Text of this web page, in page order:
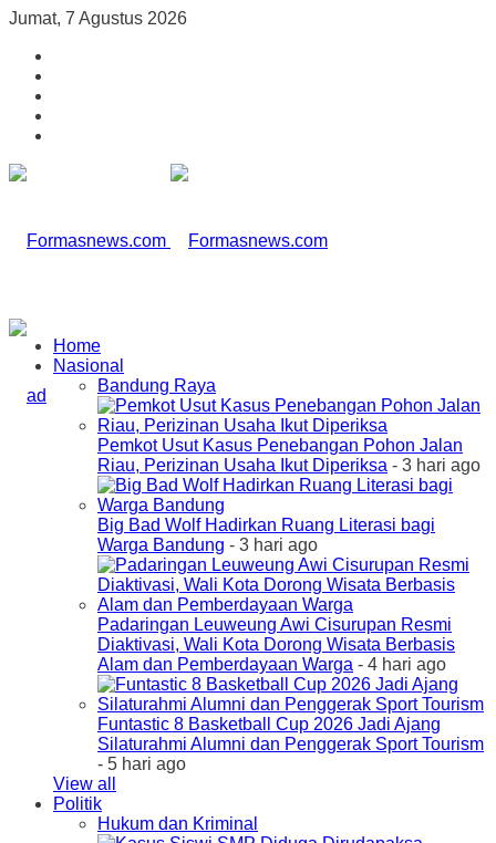
Jumat, 7 Agustus 2026
Home
Nasional
Bandung Raya
Pemkot Usut Kasus Penebangan Pohon Jalan
Riau, Perizinan Usaha Ikut Diperiksa - 3 hari ago
Big Bad Wolf Hadirkan Ruang Literasi bagi
Warga Bandung - 3 hari ago
Padaringan Leuweung Awi Cisurupan Resmi
Diaktivasi, Wali Kota Dorong Wisata Berbasis
Alam dan Pemberdayaan Warga - 4 hari ago
Funtastic 8 Basketball Cup 2026 Jadi Ajang
Silaturahmi Alumni dan Penggerak Sport Tourism
- 5 hari ago
View all
Politik
Hukum dan Kriminal